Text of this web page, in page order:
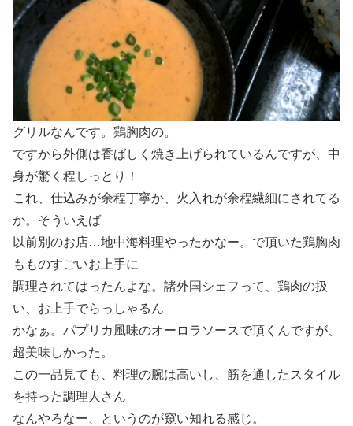
グリルなんです。鶏胸肉の。
ですから外側は香ばしく焼き上げられているんですが、中
身が驚く程しっとり！
これ、仕込みが余程丁寧か、火入れが余程繊細にされてる
か。そういえば
以前別のお店…地中海料理やったかなー。で頂いた鶏胸肉
もものすごいお上手に
調理されてはったんよな。諸外国シェフって、鶏肉の扱
い、お上手でらっしゃるん
かなぁ。パプリカ風味のオーロラソースで頂くんですが、
超美味しかった。
この一品見ても、料理の腕は高いし、筋を通したスタイル
を持った調理人さん
なんやろなー、というのが窺い知れる感じ。